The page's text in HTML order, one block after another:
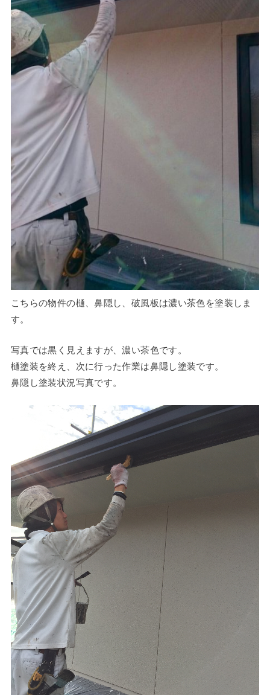
こちらの物件の樋、鼻隠し、破風板は濃い茶色を塗装しま
す。
写真では黒く見えますが、濃い茶色です。
樋塗装を終え、次に行った作業は鼻隠し塗装です。
鼻隠し塗装状況写真です。